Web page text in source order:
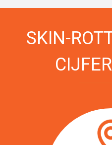
SKIN-